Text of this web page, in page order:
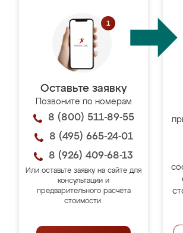
Оставьте заявку
Позвоните по номерам
8 (800) 511-89-55
8 (495) 665-24-01
8 (926) 409-68-13
Или оставьте заявку на сайте для
консультации и
предварительного расчёта
стоимости.